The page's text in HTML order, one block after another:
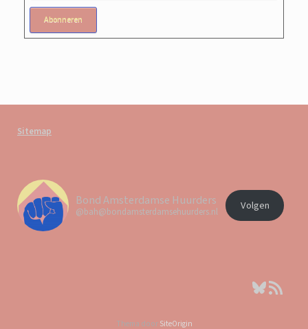
Abonneren
Sitemap
Bond Amsterdamse Huurders
@bah@bondamsterdamsehuurders.nl Volgen
Bluesky
RSS feed
Thema doorSiteOrigin